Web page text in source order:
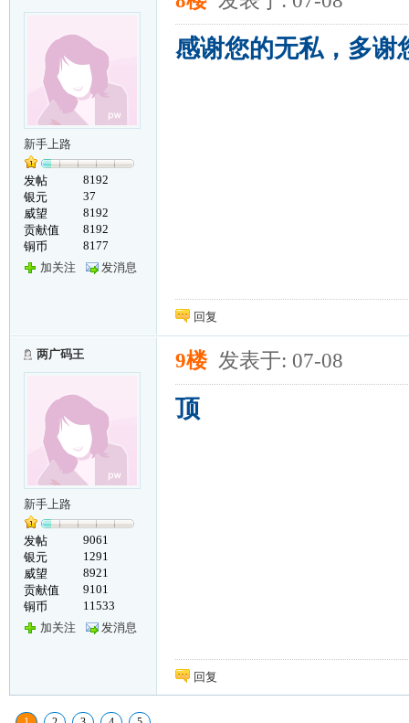
新手上路
发帖
8192
银元
37
威望
8192
贡献值
8192
铜币
8177
加关注
发消息
感谢您的无私，多谢
回复
两广码王
新手上路
发帖
9061
银元
1291
威望
8921
贡献值
9101
铜币
11533
加关注
发消息
9楼 发表于: 07-08
顶
回复